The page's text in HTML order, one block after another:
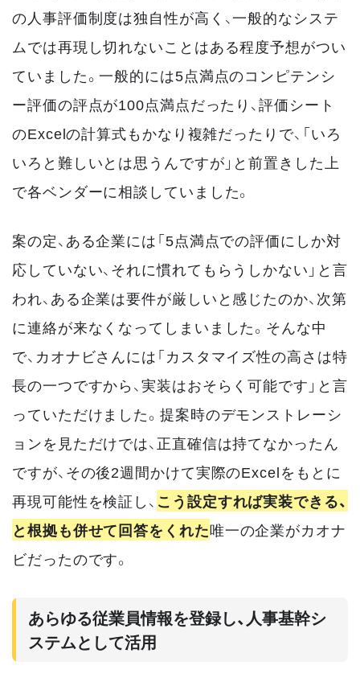
の人事評価制度は独自性が高く、一般的なシステ
ムでは再現し切れないことはある程度予想がつい
ていました。一般的には5点満点のコンピテンシ
ー評価の評点が100点満点だったり、評価シート
のExcelの計算式もかなり複雑だったりで、「いろ
いろと難しいとは思うんですが」と前置きした上
で各ベンダーに相談していました。
案の定、ある企業には「5点満点での評価にしか対
応していない、それに慣れてもらうしかない」と言
われ、ある企業は要件が厳しいと感じたのか、次第
に連絡が来なくなってしまいました。そんな中
で、カオナビさんには「カスタマイズ性の高さは特
長の一つですから、実装はおそらく可能です」と言
っていただけました。提案時のデモンストレーシ
ョンを見ただけでは、正直確信は持てなかったん
ですが、その後2週間かけて実際のExcelをもとに
再現可能性を検証し、 こう設定すれば実装できる、
と根拠も併せて回答をくれた唯一の企業がカオナ
ビだったのです。
あらゆる従業員情報を登録し、人事基幹シ
ステムとして活用